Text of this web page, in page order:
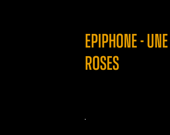
EPIPHONE -
ROSES